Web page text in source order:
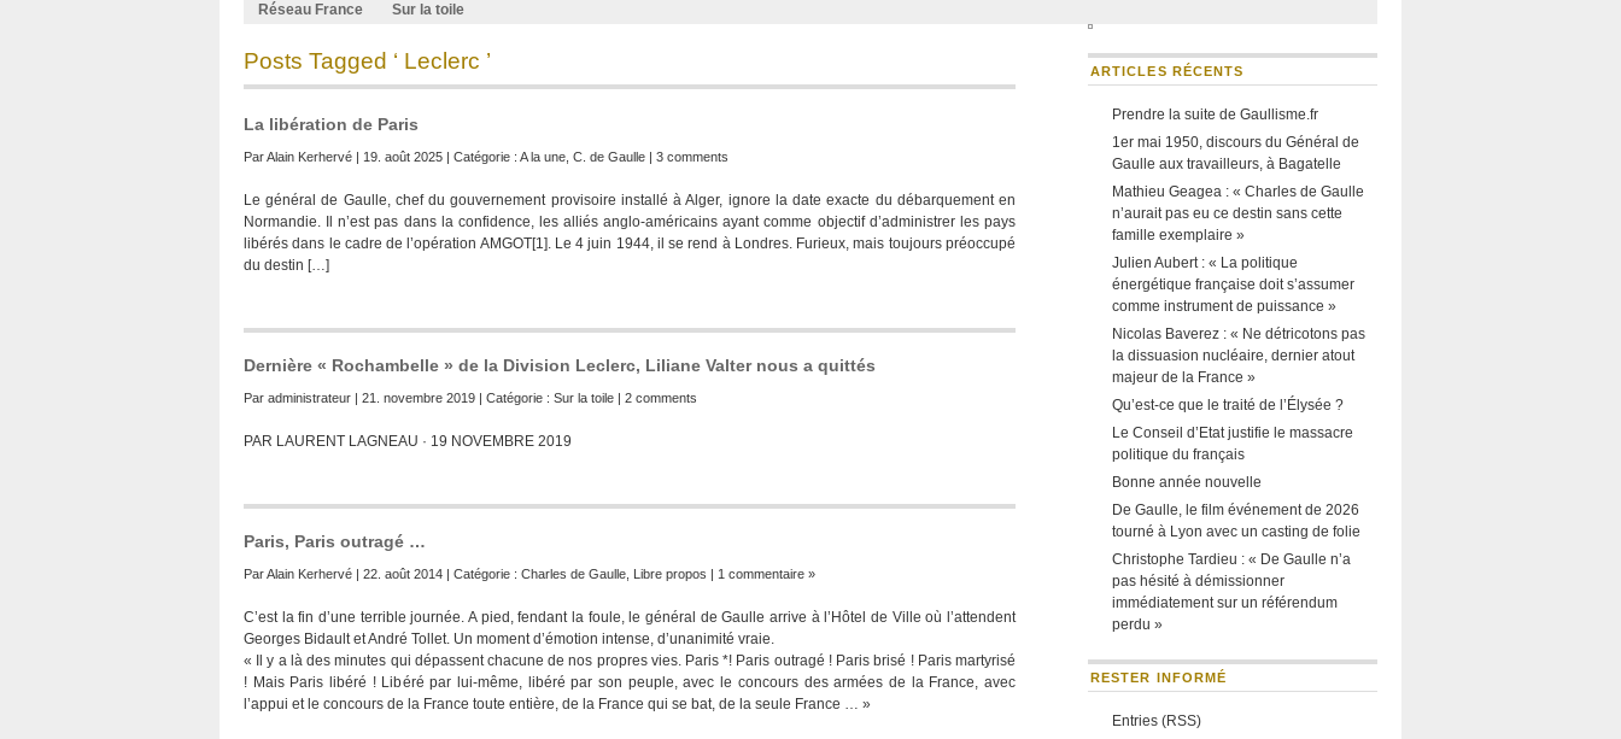
Réseau France
Sur la toile
Posts Tagged ‘ Leclerc ’
La libération de Paris
ParAlain Kerhervé | 19. août 2025 | Catégorie : A la une C. de Gaulle | 3 comments
Le général de Gaulle, chef du gouvernement provisoire installé à Alger, ignore la date exacte du débarquement en
Normandie. Il n’est pas dans la confidence, les alliés anglo-américains ayant comme objectif d’administrer les pays
libérés dans le cadre de l’opération AMGOT[1]. Le 4 juin 1944, il se rend à Londres. Furieux, mais toujours préoccupé
du destin […]
Dernière « Rochambelle » de la Division Leclerc, Liliane Valter nous a quittés
Par administrateur | 21. novembre 2019 | Catégorie : Sur la toile | 2 comments
PAR LAURENT LAGNEAU · 19 NOVEMBRE 2019
Paris, Paris outragé …
ParAlain Kerhervé | 22. août 2014 | Catégorie : Charles de Gaulle Libre propos | 1 commentaire »
C’est la fin d’une terrible journée. A pied, fendant la foule, le général de Gaulle arrive à l’Hôtel de Ville où l’attendent
Georges Bidault et André Tollet. Un moment d’émotion intense, d’unanimité vraie.
« Il y a là des minutes qui dépassent chacune de nos propres vies. Paris *! Paris outragé ! Paris brisé ! Paris martyrisé
! Mais Paris libéré ! Libéré par lui-même, libéré par son peuple, avec le concours des armées de la France, avec
l’appui et le concours de la France toute entière, de la France qui se bat, de la seule France … »
ARTICLES RÉCENTS
Prendre la suite de Gaullisme.fr
1er mai 1950, discours du Général de
Gaulle aux travailleurs, à Bagatelle
Mathieu Geagea : « Charles de Gaulle
n’aurait pas eu ce destin sans cette
famille exemplaire »
Julien Aubert : « La politique
énergétique française doit s’assumer
comme instrument de puissance »
Nicolas Baverez : « Ne détricotons pas
la dissuasion nucléaire, dernier atout
majeur de la France »
Qu’est-ce que le traité de l’Élysée ?
Le Conseil d’Etat justifie le massacre
politique du français
Bonne année nouvelle
De Gaulle, le film événement de 2026
tourné à Lyon avec un casting de folie
Christophe Tardieu : « De Gaulle n’a
pas hésité à démissionner
immédiatement sur un référendum
perdu »
RESTER INFORMÉ
Entries (RSS)